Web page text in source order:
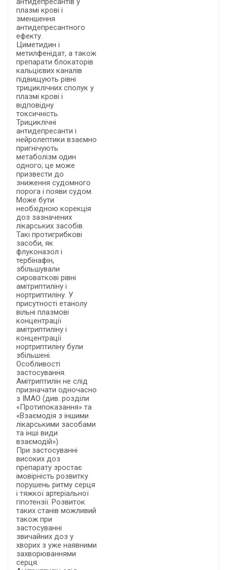
плазмі крові і
зменшення
антидепресантного
ефекту.
Циметидин і
метилфенідат, а також
препарати блокаторів
кальцієвих каналів
підвищують рівні
трициклічних сполук у
плазмі крові і
відповідну
токсичність.
Трициклічні
антидепресанти і
нейролептики взаємно
пригнічують
метаболізм один
одного; це може
призвести до
зниження судомного
порога і появи судом.
Може бути
необхідною корекція
доз зазначених
лікарських засобів.
Такі протигрибкові
засоби, як
флуконазол і
тербінафін,
збільшували
сироваткові рівні
амітриптиліну і
нортриптиліну. У
присутності етанолу
вільні плазмові
концентрації
амітриптиліну і
концентрації
нортриптиліну були
збільшені.
Особливості
застосування.
Амітриптилін не слід
призначати одночасно
з ІМАО (див. розділи
«Протипоказання» та
«Взаємодія з іншими
лікарськими засобами
та інші види
взаємодій»).
При застосуванні
високих доз
препарату зростає
імовірність розвитку
порушень ритму серця
і тяжкої артеріальної
гіпотензії. Розвиток
таких станів можливий
також при
застосуванні
звичайних доз у
хворих з уже наявними
захворюваннями
серця.